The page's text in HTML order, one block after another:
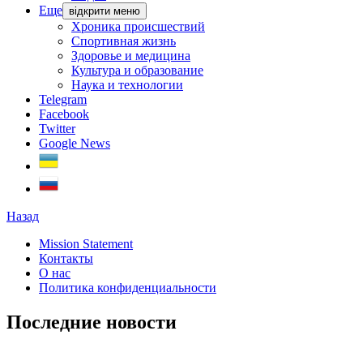
Еще відкрити меню
Хроника происшествий
Спортивная жизнь
Здоровье и медицина
Культура и образование
Наука и технологии
Telegram
Facebook
Twitter
Google News
Назад
Mission Statement
Контакты
О нас
Политика конфиденциальности
Последние новости